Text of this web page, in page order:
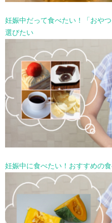
妊娠中だって食べたい！「おや
選びたい
妊娠中に食べたい！おすすめの食